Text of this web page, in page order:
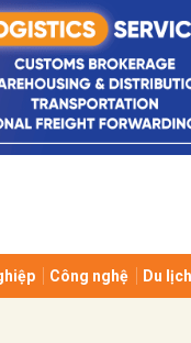
Công nghệ Du lịch